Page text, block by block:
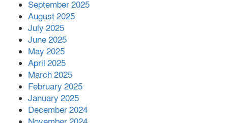
September 2025
August 2025
July 2025
June 2025
May 2025
April 2025
March 2025
February 2025
January 2025
December 2024